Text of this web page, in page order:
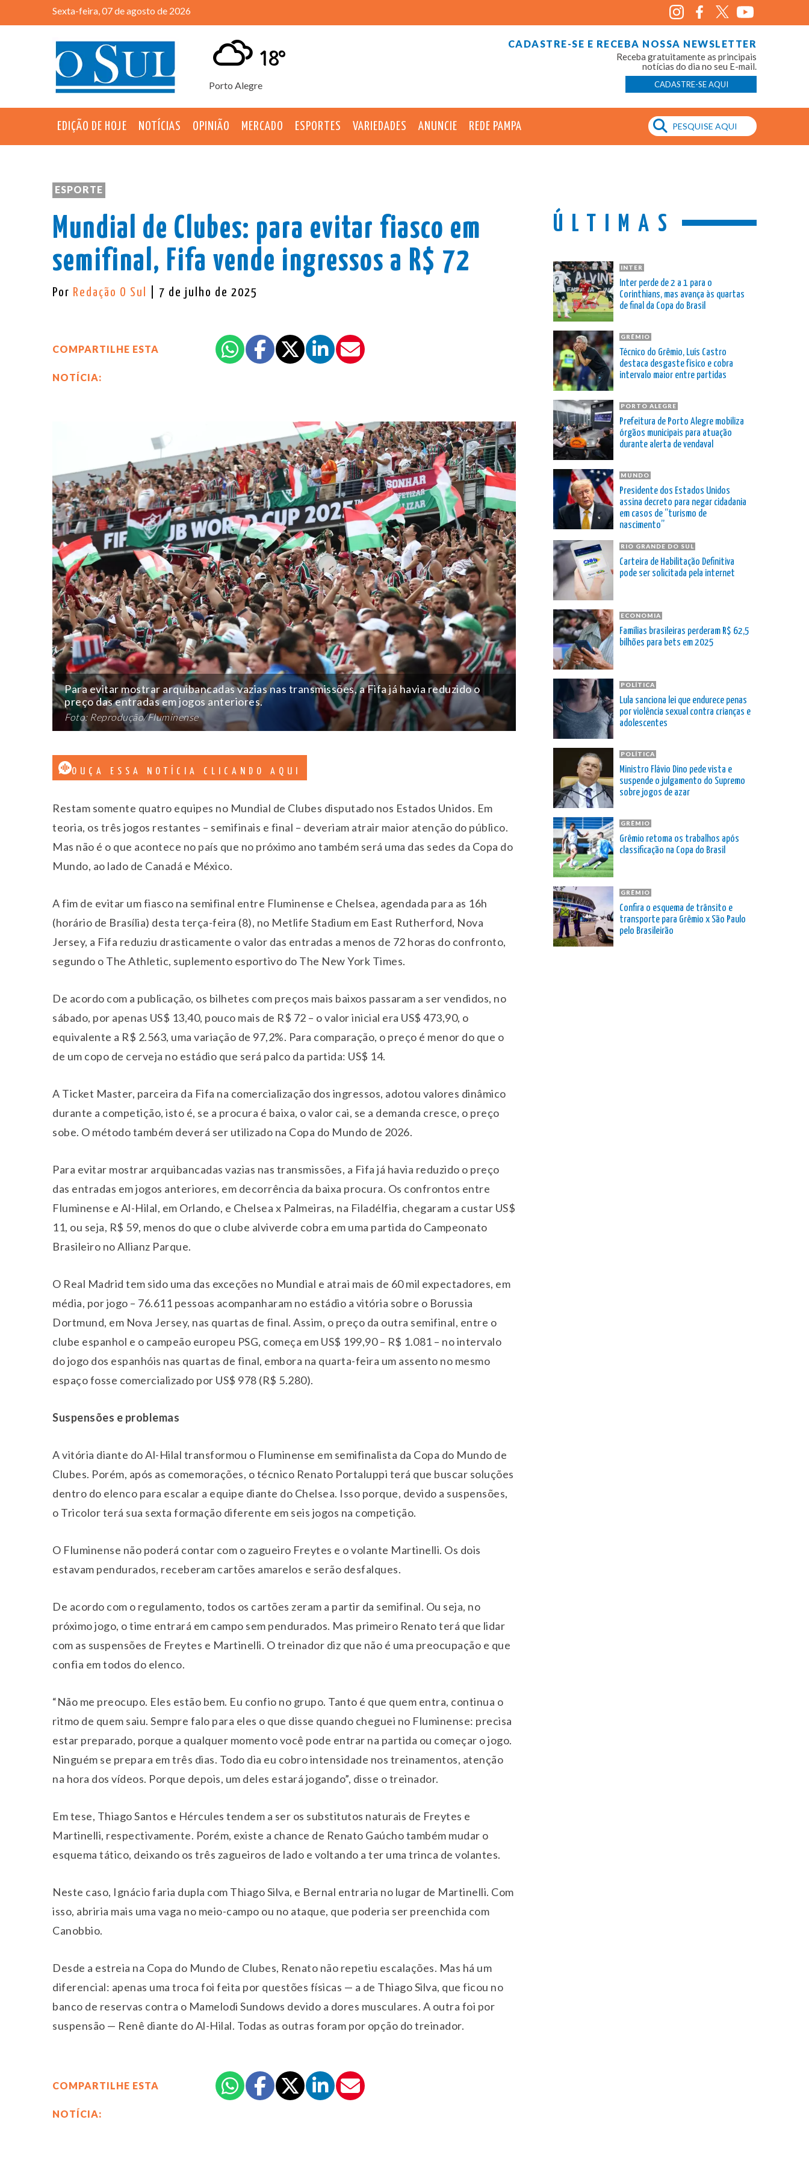
Sexta-feira, 07 de agosto de 2026
Porto Alegre
18°
CADASTRE-SE E RECEBA NOSSA NEWSLETTER
Receba gratuitamente as principais
notícias do dia no seu E-mail.
CADASTRE-SE AQUI
EDIÇÃO DE HOJE NOTÍCIAS OPINIÃO MERCADO ESPORTES VARIEDADES ANUNCIE REDE PAMPA
ESPORTE
Mundial de Clubes: para evitar fiasco em
semifinal, Fifa vende ingressos a R$ 72
Por Redação O Sul | 7 de julho de 2025
COMPARTILHE ESTA
NOTÍCIA:
Para evitar mostrar arquibancadas vazias nas transmissões, a Fifa já havia reduzido o
preço das entradas em jogos anteriores.
Foto: Reprodução/Fluminense
OUÇA ESSA NOTÍCIA CLICANDO AQUI
Restam somente quatro equipes no Mundial de Clubes disputado nos Estados Unidos. Em
teoria, os três jogos restantes – semifinais e final – deveriam atrair maior atenção do público.
Mas não é o que acontece no país que no próximo ano também será uma das sedes da Copa do
Mundo, ao lado de Canadá e México.
A fim de evitar um fiasco na semifinal entre Fluminense e Chelsea, agendada para as 16h
(horário de Brasília) desta terça-feira (8), no Metlife Stadium em East Rutherford, Nova
Jersey, a Fifa reduziu drasticamente o valor das entradas a menos de 72 horas do confronto,
segundo o The Athletic, suplemento esportivo do The New York Times.
De acordo com a publicação, os bilhetes com preços mais baixos passaram a ser vendidos, no
sábado, por apenas US$ 13,40, pouco mais de R$ 72 – o valor inicial era US$ 473,90, o
equivalente a R$ 2.563, uma variação de 97,2%. Para comparação, o preço é menor do que o
de um copo de cerveja no estádio que será palco da partida: US$ 14.
A Ticket Master, parceira da Fifa na comercialização dos ingressos, adotou valores dinâmico
durante a competição, isto é, se a procura é baixa, o valor cai, se a demanda cresce, o preço
sobe. O método também deverá ser utilizado na Copa do Mundo de 2026.
Para evitar mostrar arquibancadas vazias nas transmissões, a Fifa já havia reduzido o preço
das entradas em jogos anteriores, em decorrência da baixa procura. Os confrontos entre
Fluminense e Al-Hilal, em Orlando, e Chelsea x Palmeiras, na Filadélfia, chegaram a custar US$
11, ou seja, R$ 59, menos do que o clube alviverde cobra em uma partida do Campeonato
Brasileiro no Allianz Parque.
O Real Madrid tem sido uma das exceções no Mundial e atrai mais de 60 mil expectadores, em
média, por jogo – 76.611 pessoas acompanharam no estádio a vitória sobre o Borussia
Dortmund, em Nova Jersey, nas quartas de final. Assim, o preço da outra semifinal, entre o
clube espanhol e o campeão europeu PSG, começa em US$ 199,90 – R$ 1.081 – no intervalo
do jogo dos espanhóis nas quartas de final, embora na quarta-feira um assento no mesmo
espaço fosse comercializado por US$ 978 (R$ 5.280).
Suspensões e problemas
A vitória diante do Al-Hilal transformou o Fluminense em semifinalista da Copa do Mundo de
Clubes. Porém, após as comemorações, o técnico Renato Portaluppi terá que buscar soluções
dentro do elenco para escalar a equipe diante do Chelsea. Isso porque, devido a suspensões,
o Tricolor terá sua sexta formação diferente em seis jogos na competição.
O Fluminense não poderá contar com o zagueiro Freytes e o volante Martinelli. Os dois
estavam pendurados, receberam cartões amarelos e serão desfalques.
De acordo com o regulamento, todos os cartões zeram a partir da semifinal. Ou seja, no
próximo jogo, o time entrará em campo sem pendurados. Mas primeiro Renato terá que lidar
com as suspensões de Freytes e Martinelli. O treinador diz que não é uma preocupação e que
confia em todos do elenco.
“Não me preocupo. Eles estão bem. Eu confio no grupo. Tanto é que quem entra, continua o
ritmo de quem saiu. Sempre falo para eles o que disse quando cheguei no Fluminense: precisa
estar preparado, porque a qualquer momento você pode entrar na partida ou começar o jogo.
Ninguém se prepara em três dias. Todo dia eu cobro intensidade nos treinamentos, atenção
na hora dos vídeos. Porque depois, um deles estará jogando”, disse o treinador.
Em tese, Thiago Santos e Hércules tendem a ser os substitutos naturais de Freytes e
Martinelli, respectivamente. Porém, existe a chance de Renato Gaúcho também mudar o
esquema tático, deixando os três zagueiros de lado e voltando a ter uma trinca de volantes.
Neste caso, Ignácio faria dupla com Thiago Silva, e Bernal entraria no lugar de Martinelli. Com
isso, abriria mais uma vaga no meio-campo ou no ataque, que poderia ser preenchida com
Canobbio.
Desde a estreia na Copa do Mundo de Clubes, Renato não repetiu escalações. Mas há um
diferencial: apenas uma troca foi feita por questões físicas — a de Thiago Silva, que ficou no
banco de reservas contra o Mamelodi Sundows devido a dores musculares. A outra foi por
suspensão — Renê diante do Al-Hilal. Todas as outras foram por opção do treinador.
COMPARTILHE ESTA
NOTÍCIA:
ÚLTIMAS
INTER
Inter perde de 2 a 1 para o
Corinthians, mas avança às quartas
de final da Copa do Brasil
GRÊMIO
Técnico do Grêmio, Luís Castro
destaca desgaste físico e cobra
intervalo maior entre partidas
PORTO ALEGRE
Prefeitura de Porto Alegre mobiliza
órgãos municipais para atuação
durante alerta de vendaval
MUNDO
Presidente dos Estados Unidos
assina decreto para negar cidadania
em casos de “turismo de
nascimento”
RIO GRANDE DO SUL
Carteira de Habilitação Definitiva
pode ser solicitada pela internet
ECONOMIA
Famílias brasileiras perderam R$ 62,5
bilhões para bets em 2025
POLÍTICA
Lula sanciona lei que endurece penas
por violência sexual contra crianças e
adolescentes
POLÍTICA
Ministro Flávio Dino pede vista e
suspende o julgamento do Supremo
sobre jogos de azar
GRÊMIO
Grêmio retoma os trabalhos após
classificação na Copa do Brasil
GRÊMIO
Confira o esquema de trânsito e
transporte para Grêmio x São Paulo
pelo Brasileirão